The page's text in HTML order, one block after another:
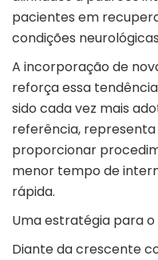
pacientes em
condições
A incorporação de
reforça essa
sido cada vez mais
referência,
proporcionar
menor tempo de
rápida.
Uma estratégia para
Diante da crescente